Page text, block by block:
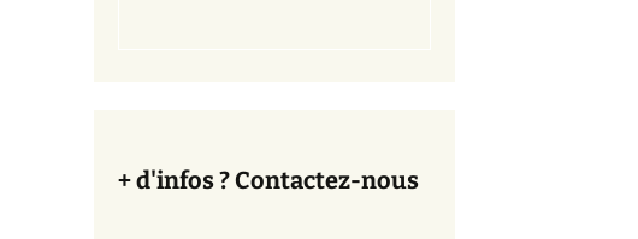
+ d'infos ? Contactez-nous